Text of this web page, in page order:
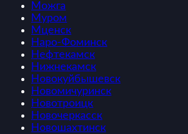
Можга
Муром
Мценск
Наро-Фоминск
Нефтекамск
Нижнекамск
Новокуйбышевск
Новомичуринск
Новотроицк
Новочеркасск
Новошахтинск